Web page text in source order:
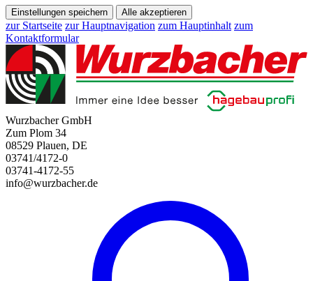
Einstellungen speichern Alle akzeptieren
zur Startseite zur Hauptnavigation zum Hauptinhalt zum
Kontaktformular
Wurzbacher GmbH
Zum Plom 34
08529 Plauen, DE
03741/4172-0
03741-4172-55
info@wurzbacher.de